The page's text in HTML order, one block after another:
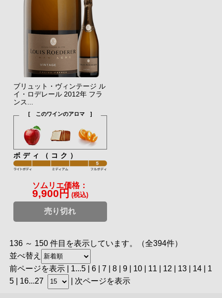
ブリュット・ヴィンテージ ル
イ・ロデレール 2012年 フラ
ンス...
[ このワインのアロマ ]
ボディ（コク）
ソムリエ価格：
9,900円 (税込)
売り切れ
136 ～ 150 件目を表示しています。（全394件）
並べ替え
前ページを表示| 1...5| 6| 7 8| 9| 10 | 11 12 13| 14| 1
5| 16...27 次ページを表示